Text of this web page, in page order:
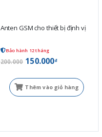
Anten GSM cho thiết bị định vị
Bảo hành 12 tháng
200.000 150.000đ
Thêm vào giỏ hàng